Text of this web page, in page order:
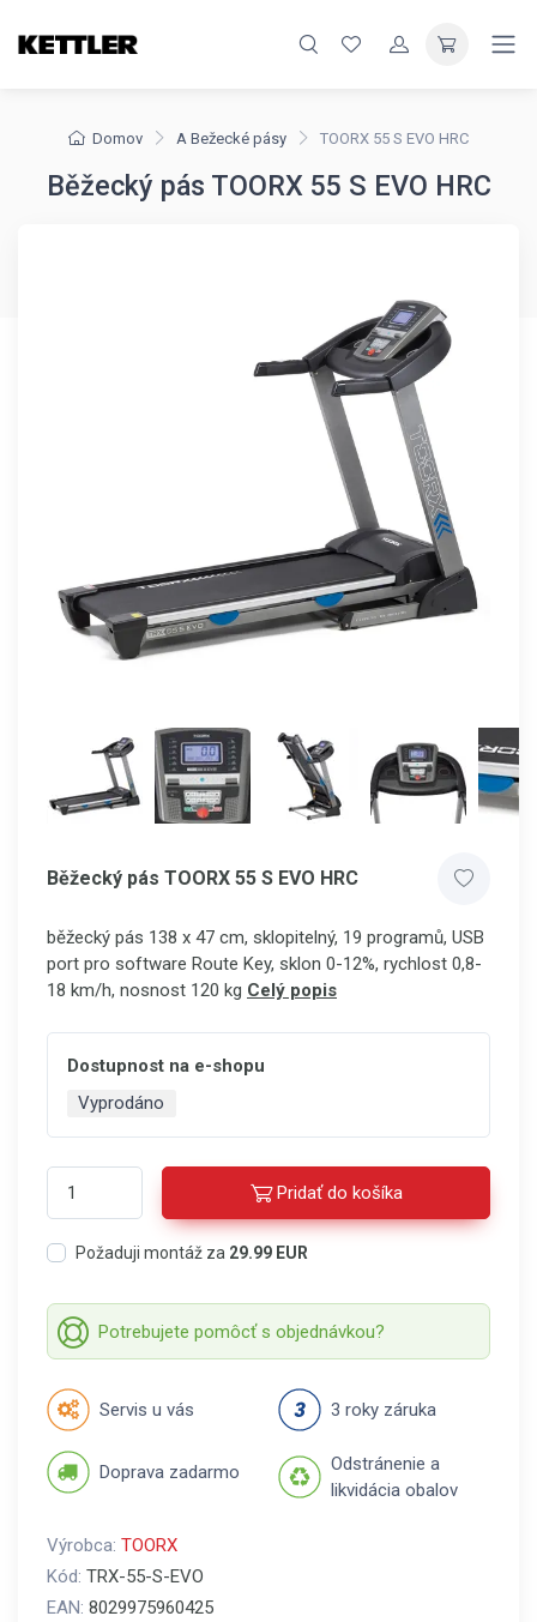
Domov A Bežecké pásy TOORX 55 S EVO HRC
Běžecký pás TOORX 55 S EVO HRC
Běžecký pás TOORX 55 S EVO HRC
běžecký pás 138 x 47 cm, sklopitelný, 19 programů, USB
port pro software Route Key, sklon 0-12%, rychlost 0,8-
18 km/h, nosnost 120 kg Celý popis
Dostupnost na e-shopu
Vyprodáno
Pridať do košíka
Požaduji montáž za 29.99 EUR
Potrebujete pomôcť s objednávkou?
Servis u vás 3 roky záruka
Doprava zadarmo
Odstránenie a
likvidácia obalov
Výrobca: TOORX
Kód: TRX-55-S-EVO
EAN: 8029975960425